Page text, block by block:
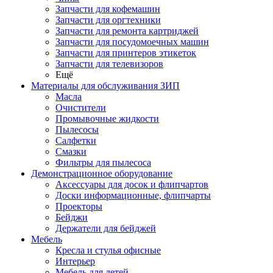
Запчасти для кофемашин
Запчасти для оргтехники
Запчасти для ремонта картриджей
Запчасти для посудомоечных машин
Запчасти для принтеров этикеток
Запчасти для телевизоров
Ещё
Материалы для обслуживания ЗИП
Масла
Очистители
Промывочные жидкости
Пылесосы
Салфетки
Смазки
Фильтры для пылесоса
Демонстрационное оборудование
Аксессуары для досок и флипчартов
Доски информационные, флипчарты
Проекторы
Бейджи
Держатели для бейджей
Мебель
Кресла и стулья офисные
Интерьер